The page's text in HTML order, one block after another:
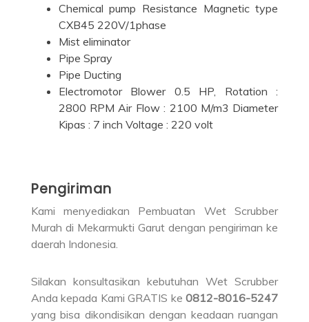
Chemical pump Resistance Magnetic type
CXB45 220V/1phase
Mist eliminator
Pipe Spray
Pipe Ducting
Electromotor Blower 0.5 HP, Rotation :
2800 RPM Air Flow : 2100 M/m3 Diameter
Kipas : 7 inch Voltage : 220 volt
Pengiriman
Kami menyediakan Pembuatan Wet Scrubber
Murah di Mekarmukti Garut dengan pengiriman ke
daerah Indonesia.
Silakan konsultasikan kebutuhan Wet Scrubber
Anda kepada Kami GRATIS ke0812-8016-5247
yang bisa dikondisikan dengan keadaan ruangan